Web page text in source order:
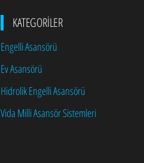
KATEGORILER
Engelli Asansörü
Ev Asansörü
Hidrolik Engelli Asansörü
Vida Milli Asansör Sistemleri